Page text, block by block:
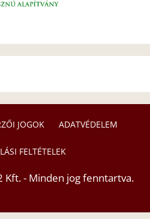
JOGOK ADATVÉDELEM
FELTÉTELEK
- Minden jog fenntartva.